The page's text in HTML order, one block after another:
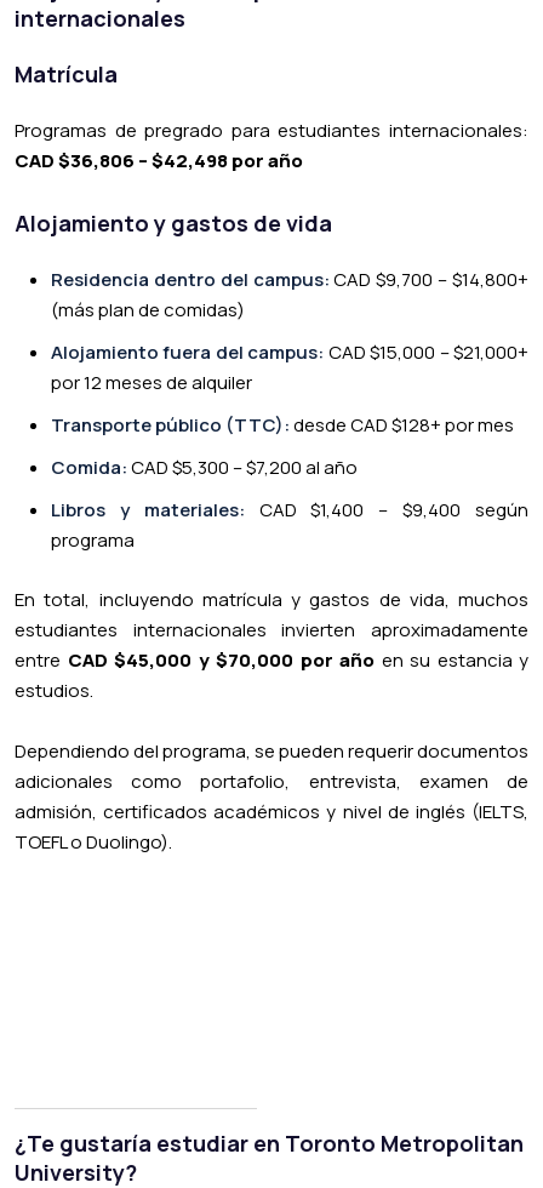
internacionales
Matrícula
Programas de pregrado para estudiantes internacionales:
CAD $36,806 – $42,498 por año
Alojamiento y gastos de vida
Residencia dentro del campus:CAD $9,700 – $14,800+
(más plan de comidas)
Alojamiento fuera del campus: CAD $15,000 – $21,000+
por 12 meses de alquiler
Transporte público (TTC):desde CAD $128+ por mes
Comida:CAD $5,300 – $7,200 al año
Libros y materiales: CAD $1,400 – $9,400 según
programa
En total, incluyendo matrícula y gastos de vida, muchos
estudiantes internacionales invierten aproximadamente
entre CAD $45,000 y $70,000 por año en su estancia y
estudios.
Dependiendo del programa, se pueden requerir documentos
adicionales como portafolio, entrevista, examen de
admisión, certificados académicos y nivel de inglés (IELTS,
TOEFL o Duolingo).
¿Te gustaría estudiar en Toronto Metropolitan
University?